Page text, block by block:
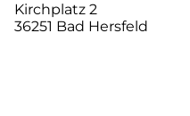
Kirchplatz 2
36251 Bad Hersfeld